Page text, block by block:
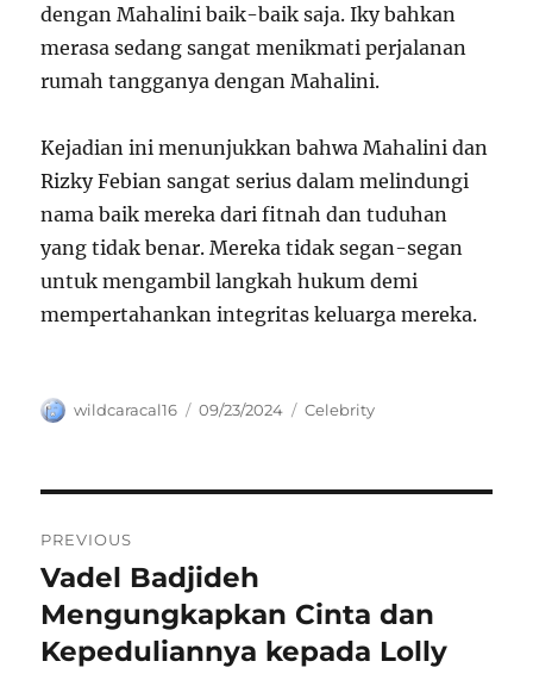
dengan Mahalini baik-baik saja. Iky bahkan
merasa sedang sangat menikmati perjalanan
rumah tangganya dengan Mahalini.
Kejadian ini menunjukkan bahwa Mahalini dan
Rizky Febian sangat serius dalam melindungi
nama baik mereka dari fitnah dan tuduhan
yang tidak benar. Mereka tidak segan-segan
untuk mengambil langkah hukum demi
mempertahankan integritas keluarga mereka.
Author
wildcaracal16
Posted
09/23/2024 Categories
Celebrity
pos
PREVIOUS
Previous
post:
Vadel Badjideh
Mengungkapkan Cinta dan
Kepeduliannya kepada Lolly